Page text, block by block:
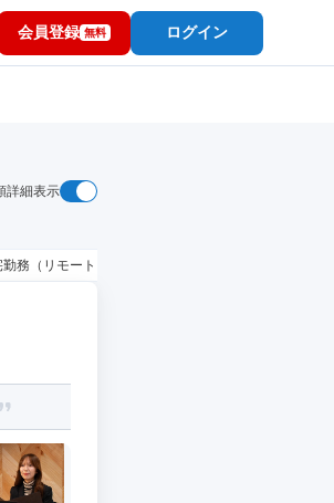
会員登録 無料 ログイン
詳細表示
務（リモートワーク）OK